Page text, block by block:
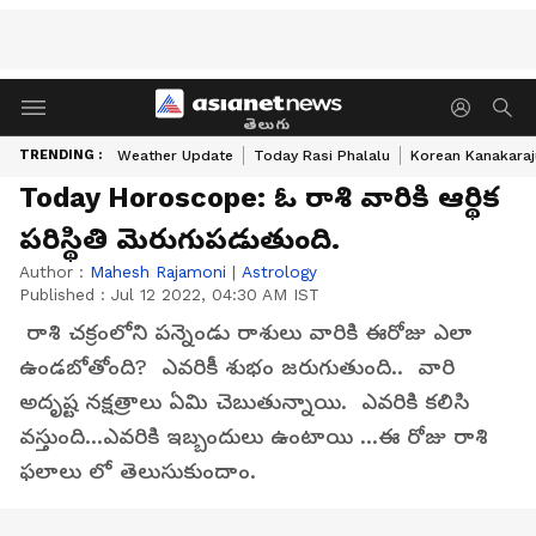
తెలుగు
TRENDING : Weather Update Today Rasi Phalalu Korean
Today Horoscope: ఓ రాశి వారికి ఆర్థిక
పరిస్థితి మెరుగుపడుతుంది.
Author : Mahesh Rajamoni | Astrology
Published : Jul 12 2022, 04:30 AM IST
రాశి చక్రంలోని పన్నెండు రాశులు వారికి ఈరోజు ఎలా
ఉండబోతోంది? ఎవరికీ శుభం జరుగుతుంది.. వారి
అదృష్ట నక్షత్రాలు ఏమి చెబుతున్నాయి. ఎవరికి కలిసి
వస్తుంది...ఎవరికి ఇబ్బందులు ఉంటాయి ...ఈ రోజు రాశి
ఫలాలు లో తెలుసుకుందాం.